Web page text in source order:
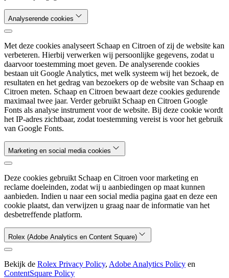
Analyserende cookies
Met deze cookies analyseert Schaap en Citroen of zij de website kan
verbeteren. Hierbij verwerken wij persoonlijke gegevens, zodat u
daarvoor toestemming moet geven. De analyserende cookies
bestaan uit Google Analytics, met welk systeem wij het bezoek, de
resultaten en het gedrag van bezoekers op de website van Schaap en
Citroen meten. Schaap en Citroen bewaart deze cookies gedurende
maximaal twee jaar. Verder gebruikt Schaap en Citroen Google
Fonts als analyse instrument voor de website. Bij deze cookie wordt
het IP-adres zichtbaar, zodat toestemming vereist is voor het gebruik
van Google Fonts.
Marketing en social media cookies
Deze cookies gebruikt Schaap en Citroen voor marketing en
reclame doeleinden, zodat wij u aanbiedingen op maat kunnen
aanbieden. Indien u naar een social media pagina gaat en deze een
cookie plaatst, dan verwijzen u graag naar de informatie van het
desbetreffende platform.
Rolex (Adobe Analytics en Content Square)
Bekijk de Rolex Privacy Policy, Adobe Analytics Policy en
ContentSquare Policy